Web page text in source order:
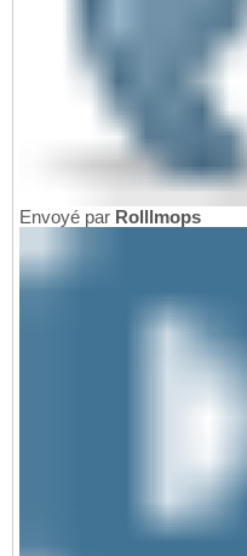
Envoyé par Rolllmops